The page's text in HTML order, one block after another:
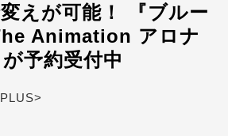
えが可能！ 『ブルー
Animation アロナ
予約受付中